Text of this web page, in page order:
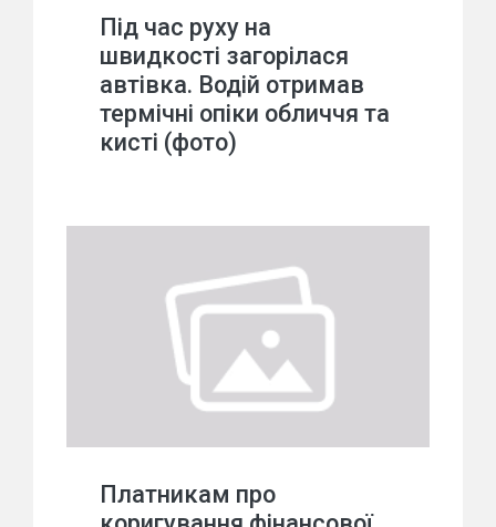
Під час руху на
швидкості загорілася
автівка. Водій отримав
термічні опіки обличчя та
кисті (фото)
Платникам про